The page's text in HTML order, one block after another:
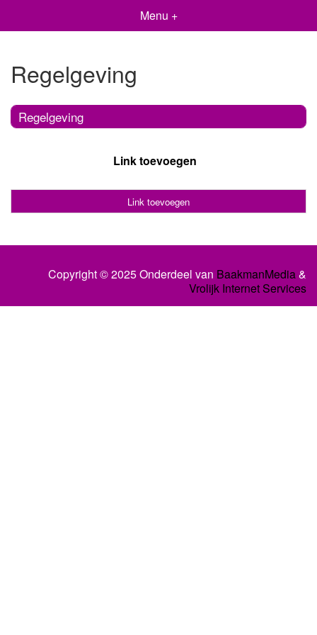
Menu +
Regelgeving
Regelgeving
Link toevoegen
Link toevoegen
Copyright © 2025 Onderdeel van BaakmanMedia&
Vrolijk Internet Services